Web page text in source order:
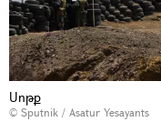
Սոթք
© Sputnik / Asatur Yesayants